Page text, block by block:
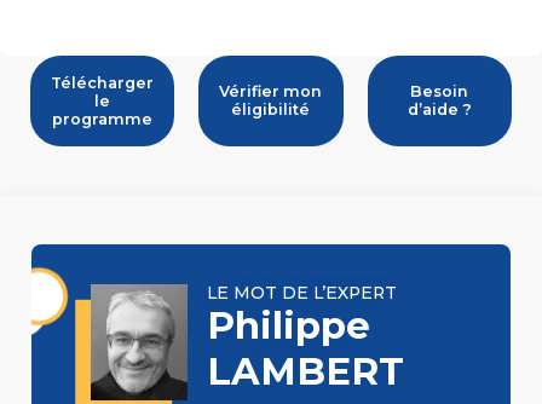
Télécharger
le
programme
Vérifier mon
éligibilité
Besoin
d’aide ?
LE MOT DE L’EXPERT
Philippe
LAMBERT